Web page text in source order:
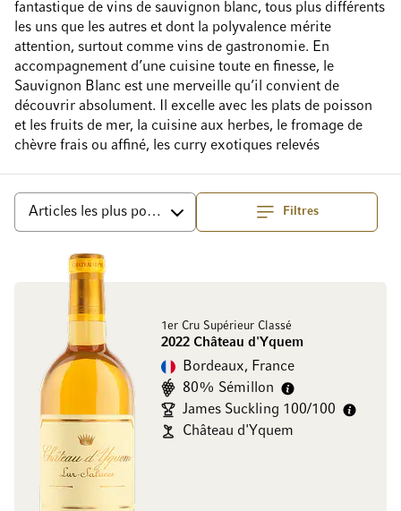
fantastique de vins de sauvignon blanc, tous plus différents
les uns que les autres et dont la polyvalence mérite
attention, surtout comme vins de gastronomie. En
accompagnement d’une cuisine toute en finesse, le
Sauvignon Blanc est une merveille qu’il convient de
découvrir absolument. Il excelle avec les plats de poisson
et les fruits de mer, la cuisine aux herbes, le fromage de
chèvre frais ou affiné, les curry exotiques relevés
Filtres
Trier parhaut
1er Cru Supérieur Classé
2022 Château d'Yquem
Bordeaux, France
80% Sémillon
James Suckling 100/100
Château d'Yquem